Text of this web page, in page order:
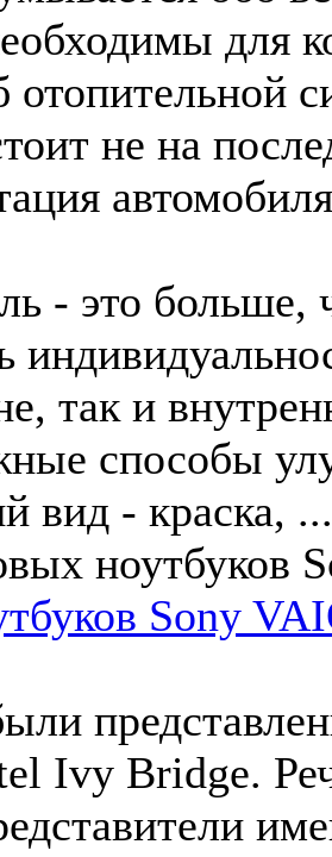
для
отопительной
не на
- это больше,
так и
способы
вид - краска, ...
Sony
Ivy Bridge.